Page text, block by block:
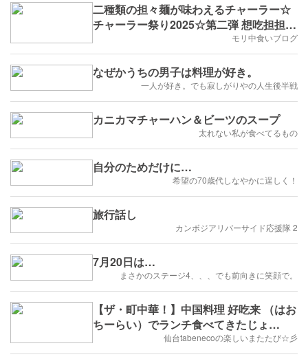
二種類の担々麺が味わえるチャーラー☆
チャーラー祭り2025☆第二弾 想吃担担面
モリ中食いブログ
なぜかうちの男子は料理が好き。
一人が好き。でも寂しがりやの人生後半戦
カニカマチャーハン＆ビーツのスープ
太れない私が食べてるもの
自分のためだけに…
希望の70歳代しなやかに逞しく！
旅行話し
カンボジアリバーサイド応援隊 2
7月20日は…
まさかのステージ4、、、でも前向きに笑顔で。
【ザ・町中華！】中国料理 好吃来 （はお
ちーらい）でランチ食べてきたじょ
仙台tabenecoの楽しいまたたび☆彡